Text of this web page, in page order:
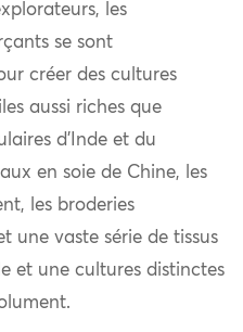
les
se sont
créer des cultures
aussi riches que
d’Inde et du
en soie de Chine, les
les broderies
une vaste série de tissus
et une cultures distinctes